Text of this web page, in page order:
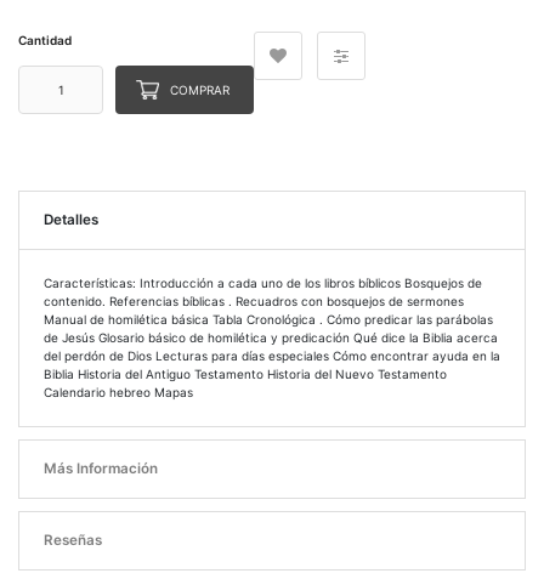
Cantidad
COMPRAR
Detalles
Características: Introducción a cada uno de los libros bíblicos Bosquejos de
contenido. Referencias bíblicas . Recuadros con bosquejos de sermones
Manual de homilética básica Tabla Cronológica . Cómo predicar las parábolas
de Jesús Glosario básico de homilética y predicación Qué dice la Biblia acerca
del perdón de Dios Lecturas para días especiales Cómo encontrar ayuda en la
Biblia Historia del Antiguo Testamento Historia del Nuevo Testamento
Calendario hebreo Mapas
Más Información
Reseñas